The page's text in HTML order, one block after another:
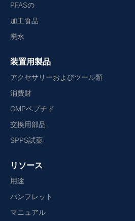
PFASの
加工食品
廃水
装置用製品
アクセサリーおよびツール類
消費財
GMPペプチド
交換用部品
SPPS試薬
リソース
用途
パンフレット
マニュアル